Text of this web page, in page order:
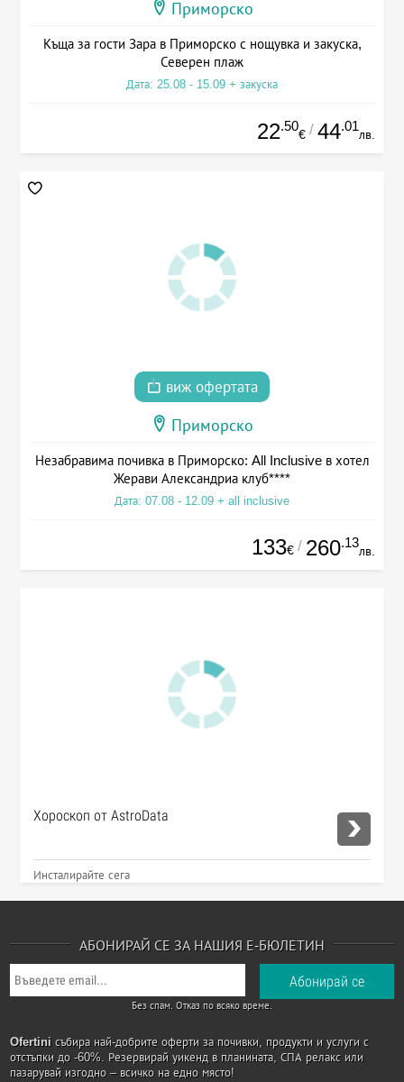
Приморско
Къща за гости Зара в Приморско с нощувка и закуска,
Северен плаж
Дата: 25.08 - 15.09 + закуска
22.50
€ / 44.01
лв.
виж офертата
Приморско
Незабравима почивка в Приморско: All Inclusive в хотел
Жерави Александриа клуб****
Дата: 07.08 - 12.09 + all inclusive
133€ / 260.13
лв.
Хороскоп от AstroData
Инсталирайте сега
АБОНИРАЙ СЕ ЗА НАШИЯ Е-БЮЛЕТИН
Без спам. Отказ по всяко време.
Ofertini събира най-добрите оферти за почивки, продукти и услуги с
отстъпки до -60%. Резервирай уикенд в планината, СПА релакс или
пазарувай изгодно – всичко на едно място!